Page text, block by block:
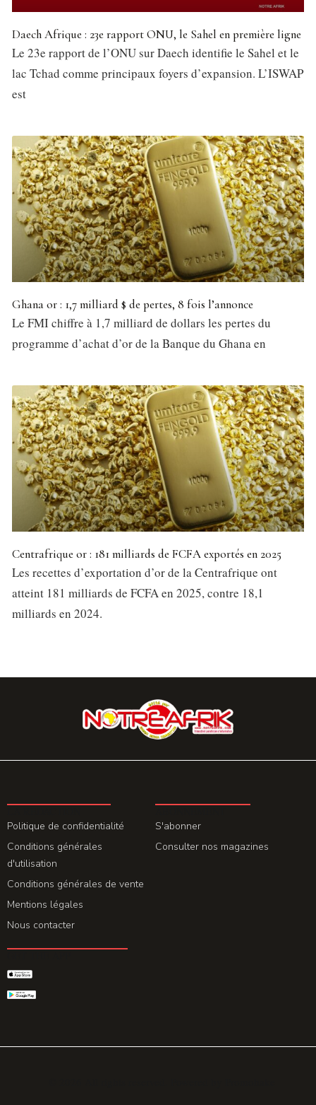
Daech Afrique : 23e rapport ONU, le Sahel en première ligne
Le 23e rapport de l’ONU sur Daech identifie le Sahel et le
lac Tchad comme principaux foyers d’expansion. L’ISWAP
est
Ghana or : 1,7 milliard $ de pertes, 8 fois l’annonce
Le FMI chiffre à 1,7 milliard de dollars les pertes du
programme d’achat d’or de la Banque du Ghana en
Centrafrique or : 181 milliards de FCFA exportés en 2025
Les recettes d’exportation d’or de la Centrafrique ont
atteint 181 milliards de FCFA en 2025, contre 18,1
milliards en 2024.
Politique de confidentialité
Conditions générales
d'utilisation
Conditions générales de vente
Mentions légales
Nous contacter
S'abonner
Consulter nos magazines